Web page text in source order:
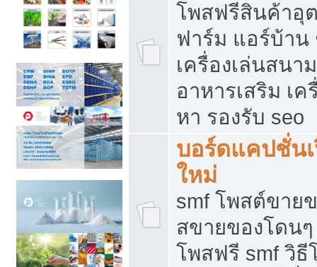
โพสฟรีสินค้าอุ
ฟาร์ม แอร์บ้าน
เครื่องเล่นสนา
อาหารเสริม เ
หา รองรับ seo
บอร์ดแคปชั่น
ใหม่
smf โพสต์ขาย
สขายของโดน
โพสฟรี smf วิธี